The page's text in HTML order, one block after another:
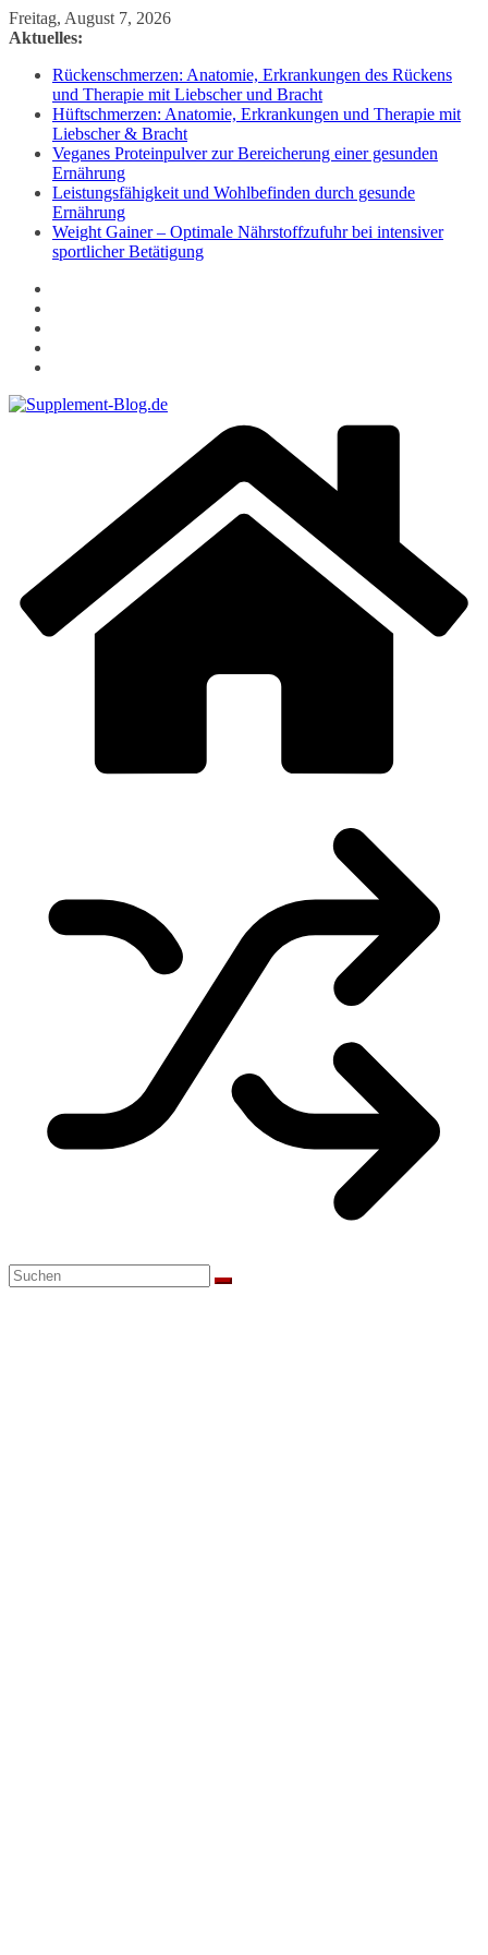
Zum
Inhalt
Freitag, August 7, 2026
Aktuelles:
Rückenschmerzen: Anatomie, Erkrankungen des Rückens
und Therapie mit Liebscher und Bracht
Hüftschmerzen: Anatomie, Erkrankungen und Therapie mit
Liebscher & Bracht
Veganes Proteinpulver zur Bereicherung einer gesunden
Ernährung
Leistungsfähigkeit und Wohlbefinden durch gesunde
Ernährung
Weight Gainer – Optimale Nährstoffzufuhr bei intensiver
sportlicher Betätigung